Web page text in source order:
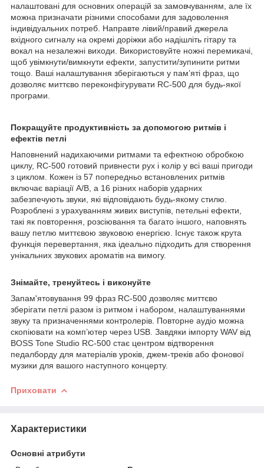
налаштовані для основних операцій за замовчуванням, але їх
можна призначати різними способами для задоволення
індивідуальних потреб. Направте лівий/правий джерела
вхідного сигналу на окремі доріжки або надішліть гітару та
вокал на незалежні виходи. Використовуйте ножні перемикачі,
щоб увімкнути/вимкнути ефекти, запустити/зупинити ритми
тощо. Ваші налаштування зберігаються у пам’яті фраз, що
дозволяє миттєво переконфігурувати RC-500 для будь-якої
програми.
Покращуйте продуктивність за допомогою ритмів і
ефектів петлі
Наповнений надихаючими ритмами та ефектною обробкою
циклу, RC-500 готовий привнести рух і колір у всі ваші пригоди
з циклом. Кожен із 57 попередньо встановлених ритмів
включає варіації A/B, а 16 різних наборів ударних
забезпечують звуки, які відповідають будь-якому стилю.
Розроблені з урахуванням живих виступів, петельні ефекти,
такі як повторення, розсіювання та багато іншого, наповнять
вашу петлю миттєвою звуковою енергією. Існує також крута
функція перевертання, яка ідеально підходить для створення
унікальних звукових ароматів на вимогу.
Знімайте, тренуйтесь і виконуйте
Запам'ятовування 99 фраз RC-500 дозволяє миттєво
зберігати петлі разом із ритмом і набором, налаштуваннями
звуку та призначеннями контролерів. Повторне аудіо можна
скопіювати на комп’ютер через USB. Завдяки імпорту WAV від
BOSS Tone Studio RC-500 стає центром відтворення
педалборду для матеріалів уроків, джем-треків або фонової
музики для вашого наступного концерту.
Приховати
Характеристики
Основні атрибути